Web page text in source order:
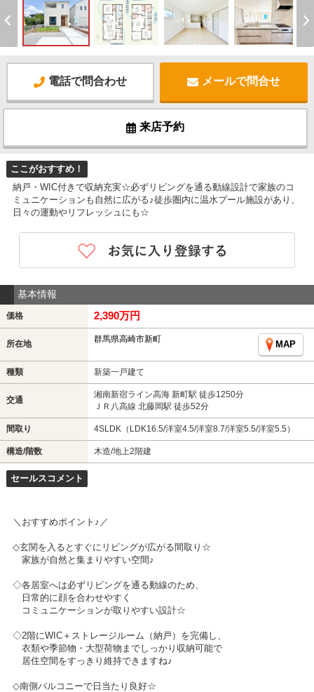
電話で問合わせ メールで問合せ
来店予約
ここがおすすめ！
納戸・WIC付きで収納充実☆必ずリビングを通る動線設計で家族のコ
ミュニケーションも自然に広がる♪徒歩圏内に温水プール施設があり、
日々の運動やリフレッシュにも☆
基本情報
価格 2,390万円
所在地 群馬県高崎市新町
MAP
種類 新築一戸建て
交通
湘南新宿ライン高海 新町駅 徒歩1250分
ＪＲ八高線 北藤岡駅 徒歩52分
間取り 4SLDK（LDK16.5/洋室4.5/洋室8.7/洋室5.5/洋室5.5）
構造/階数 木造/地上2階建
セールスコメント
＼おすすめポイント♪／
◇玄関を入るとすぐにリビングが広がる間取り☆
家族が自然と集まりやすい空間♪
◇各居室へは必ずリビングを通る動線のため、
日常的に顔を合わせやすく
コミュニケーションが取りやすい設計☆
◇2階にWIC＋ストレージルーム（納戸）を完備し、
衣類や季節物・大型荷物までしっかり収納可能で
居住空間をすっきり維持できますね♪
◇南側バルコニーで日当たり良好☆